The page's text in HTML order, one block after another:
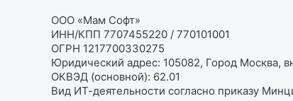
ООО «Мам Софт»
ИНН/КПП 7707455220 / 770101001
ОГРН 1217700330275
Юридический адрес: 105082, Город Москва,
ОКВЭД (основной): 62.01
Вид ИТ-деятельности согласно приказу